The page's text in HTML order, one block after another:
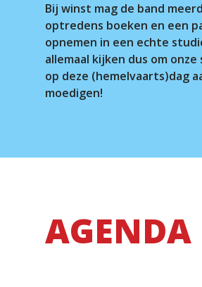
Bij winst mag de band
optredens boeken en een
opnemen in een echte
allemaal kijken dus om onze
op deze (hemelvaarts)dag
moedigen!
AGENDA